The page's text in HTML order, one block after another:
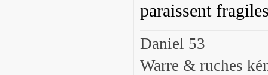
paraissent
Daniel 53
Warre & ruches